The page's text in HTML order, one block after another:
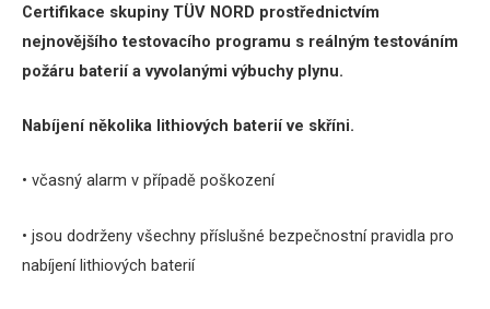
Certifikace skupiny TÜV NORD prostřednictvím
nejnovějšího testovacího programu s reálným testováním
požáru baterií a vyvolanými výbuchy plynu.
Nabíjení několika lithiových baterií ve skříni.
• včasný alarm v případě poškození
• jsou dodrženy všechny příslušné bezpečnostní pravidla pro
nabíjení lithiových baterií